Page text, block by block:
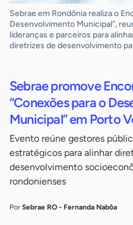
Sebrae em Rondônia realiza o
Desenvolvimento Municipal”,
lideranças e parceiros para
diretrizes de desenvolvimento
Sebrae promove
“Conexões para o
Municipal” em Porto
Evento reúne gestores
estratégicos para alinhar
desenvolvimento
rondonienses
Por Sebrae RO - Fernanda Nabôa